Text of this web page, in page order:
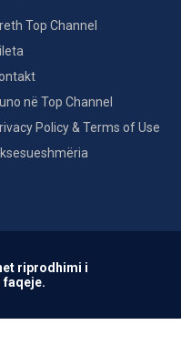
Top Channel
në Top Channel
Policy & Terms of Use
riprodhimi i
faqeje.